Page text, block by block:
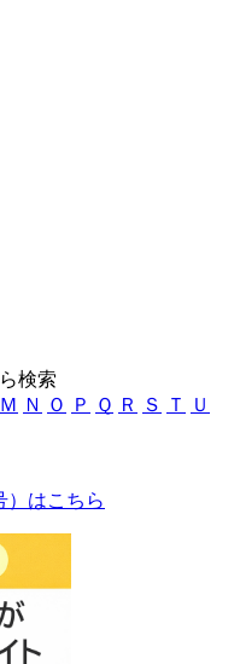
検索
Ｍ Ｎ Ｏ Ｐ Ｑ Ｒ Ｓ Ｔ
Ｕ
）はこちら